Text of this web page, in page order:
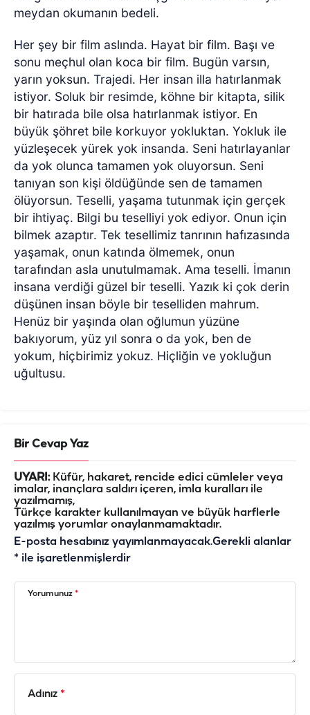
meydan okumanın bedeli.
Her şey bir film aslında. Hayat bir film. Başı ve
sonu meçhul olan koca bir film. Bugün varsın,
yarın yoksun. Trajedi. Her insan illa hatırlanmak
istiyor. Soluk bir resimde, köhne bir kitapta, silik
bir hatırada bile olsa hatırlanmak istiyor. En
büyük şöhret bile korkuyor yokluktan. Yokluk ile
yüzleşecek yürek yok insanda. Seni hatırlayanlar
da yok olunca tamamen yok oluyorsun. Seni
tanıyan son kişi öldüğünde sen de tamamen
ölüyorsun. Teselli, yaşama tutunmak için gerçek
bir ihtiyaç. Bilgi bu teselliyi yok ediyor. Onun için
bilmek azaptır. Tek tesellimiz tanrının hafızasında
yaşamak, onun katında ölmemek, onun
tarafından asla unutulmamak. Ama teselli. İmanın
insana verdiği güzel bir teselli. Yazık ki çok derin
düşünen insan böyle bir teselliden mahrum.
Henüz bir yaşında olan oğlumun yüzüne
bakıyorum, yüz yıl sonra o da yok, ben de
yokum, hiçbirimiz yokuz. Hiçliğin ve yokluğun
uğultusu.
Bir Cevap Yaz
UYARI:Küfür, hakaret, rencide edici cümleler veya
imalar, inançlara saldırı içeren, imla kuralları ile
yazılmamış,
Türkçe karakter kullanılmayan ve büyük harflerle
yazılmış yorumlar onaylanmamaktadır.
E-posta hesabınız yayımlanmayacak.Gerekli alanlar
* ile işaretlenmişlerdir
Yorumunuz *
Adınız *